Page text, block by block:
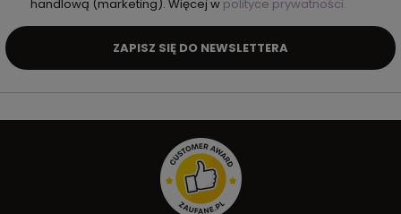
handlową (marketing). Więcej w polityce prywatności.
ZAPISZ SIĘ DO NEWSLETTERA